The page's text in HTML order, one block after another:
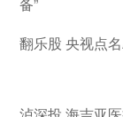
备”
翻乐股 央视点